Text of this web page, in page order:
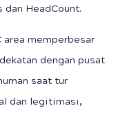
HeadCount.
area memperbesar
dengan pusat
saat tur
dan legitimasi,